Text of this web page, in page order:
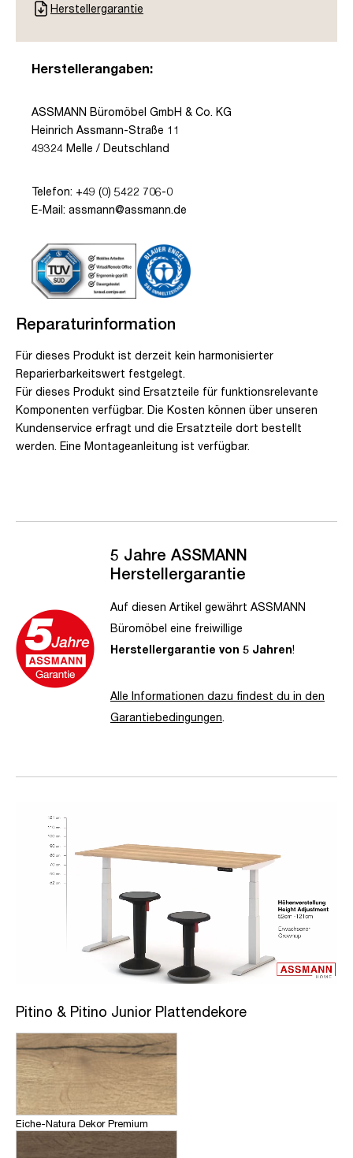
Herstellergarantie
Herstellerangaben:
ASSMANN Büromöbel GmbH & Co. KG
Heinrich Assmann-Straße 11
49324 Melle / Deutschland
Telefon: +49 (0) 5422 706-0
E-Mail: assmann@assmann.de
Reparaturinformation
Für dieses Produkt ist derzeit kein harmonisierter
Reparierbarkeitswert festgelegt.
Für dieses Produkt sind Ersatzteile für funktionsrelevante
Komponenten verfügbar. Die Kosten können über unseren
Kundenservice erfragt und die Ersatzteile dort bestellt
werden. Eine Montageanleitung ist verfügbar.
5 Jahre ASSMANN
Herstellergarantie
Auf diesen Artikel gewährt ASSMANN
Büromöbel eine freiwillige
Herstellergarantie von 5 Jahren!
Alle Informationen dazu findest du in den
Garantiebedingungen.
Pitino & Pitino Junior Plattendekore
Eiche-Natura Dekor Premium